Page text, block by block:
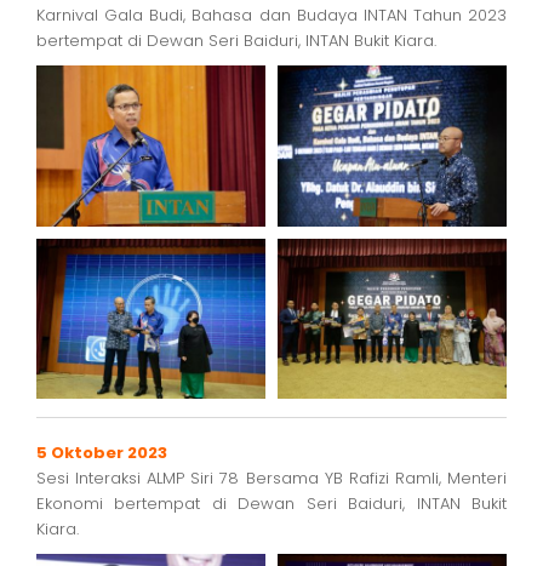
Karnival Gala Budi, Bahasa dan Budaya INTAN Tahun 2023
bertempat di Dewan Seri Baiduri, INTAN Bukit Kiara.
5 Oktober 2023
Sesi Interaksi ALMP Siri 78 Bersama YB Rafizi Ramli, Menteri
Ekonomi bertempat di Dewan Seri Baiduri, INTAN Bukit
Kiara.